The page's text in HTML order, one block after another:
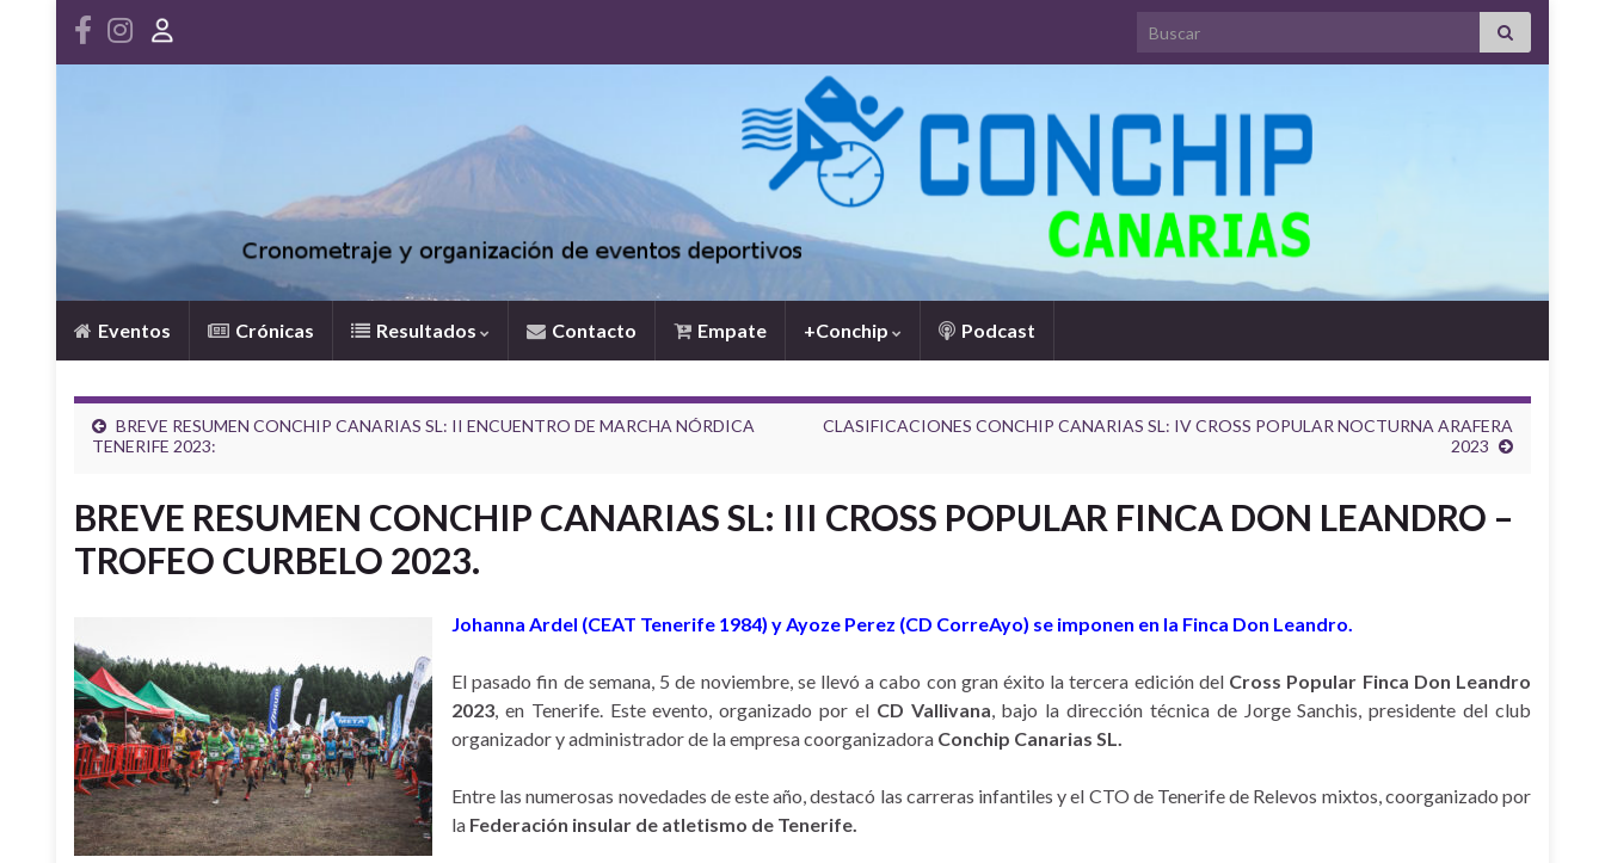
Search for:
Eventos Crónicas Resultados Contacto Empate +Conchip Podcast
BREVE RESUMEN CONCHIP CANARIAS SL: II ENCUENTRO DE MARCHA NÓRDICA
TENERIFE 2023:
CLASIFICACIONES CONCHIP CANARIAS SL: IV CROSS POPULAR NOCTURNA ARAFERA
2023
BREVE RESUMEN CONCHIP CANARIAS SL: III CROSS POPULAR FINCA DON LEANDRO –
TROFEO CURBELO 2023.
Johanna Ardel (CEAT Tenerife 1984) y Ayoze Perez (CD CorreAyo) se imponen en la Finca Don Leandro.
El pasado fin de semana, 5 de noviembre, se llevó a cabo con gran éxito la tercera edición del Cross Popular Finca Don Leandro
2023, en Tenerife. Este evento, organizado por el CD Vallivana, bajo la dirección técnica de Jorge Sanchis, presidente del club
organizador y administrador de la empresa coorganizadora Conchip Canarias SL.
Entre las numerosas novedades de este año, destacó las carreras infantiles y el CTO de Tenerife de Relevos mixtos, coorganizado por
la Federación insular de atletismo de Tenerife.